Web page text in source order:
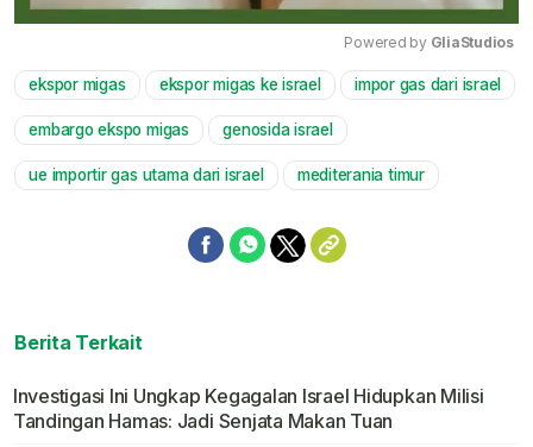
Mute
Powered by GliaStudios
ekspor migas ekspor migas ke israel impor gas dari israel
embargo ekspo migas genosida israel
ue importir gas utama dari israel mediterania timur
Berita Terkait
Investigasi Ini Ungkap Kegagalan Israel Hidupkan Milisi
Tandingan Hamas: Jadi Senjata Makan Tuan